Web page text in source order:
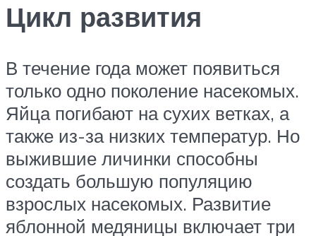
Цикл развития
В течение года может появиться
только одно поколение насекомых.
Яйца погибают на сухих ветках, а
также из-за низких температур. Но
выжившие личинки способны
создать большую популяцию
взрослых насекомых. Развитие
яблонной медяницы включает три